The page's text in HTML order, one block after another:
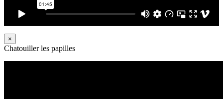
×
Chatouiller les papilles